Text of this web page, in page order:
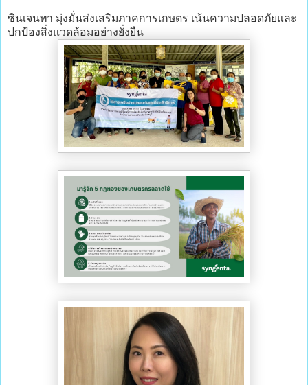
ซินเจนทา มุ่งมั่นส่งเสริมภาคการเกษตร เน้นความปลอดภัยและ
ปกป้องสิ่งแวดล้อมอย่างยั่งยืน